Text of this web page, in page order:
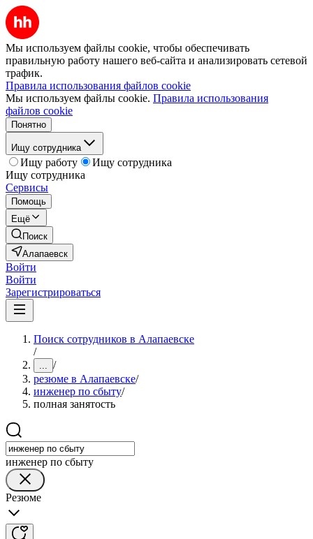
Мы используем файлы cookie, чтобы обеспечивать
правильную работу нашего веб-сайта и анализировать сетевой
трафик.
Правила использования файлов cookie
Мы используем файлы cookie. Правила использования
файлов cookie
Понятно
Ищу сотрудника
Ищу работу
Ищу сотрудника
Ищу сотрудника
Сервисы
Помощь
Ещё
Поиск
Алапаевск
Войти
Войти
Зарегистрироваться
Поиск сотрудников в Алапаевске
/
... /
резюме в Алапаевске/
инженер по сбыту/
полная занятость
инженер по сбыту
Резюме